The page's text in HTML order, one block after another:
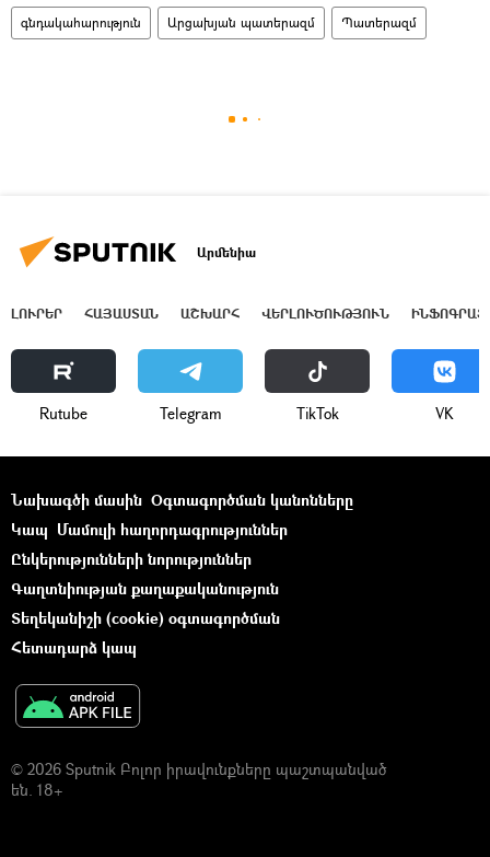
գնդակահարություն Արցախյան պատերազմ Պատերազմ
Արմենիա
ԼՈՒՐԵՐ ՀԱՅԱՍՏԱՆ ԱՇԽԱՐՀ ՎԵՐԼՈՒԾՈՒԹՅՈՒՆ
Rutube Telegram ТikТоk VK
Նախագծի մասին Օգտագործման կանոնները
Կապ Մամուլի հաղորդագրություններ
Ընկերությունների նորություններ
Գաղտնիության քաղաքականություն
Տեղեկանիշի (cookie) օգտագործման
Հետադարձ կապ
© 2026 Sputnik Բոլոր իրավունքները պաշտպանված
են. 18+